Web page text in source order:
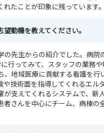
たことが印象に残っています。
動機を教えてください。
の先生からの紹介でした。病院
行ってみて、スタッフの業務
、地域医療に貢献する看護を
や技術面を指導してくれるエ
が支えてくれるシステムで、
者さんを中心にチーム、病棟